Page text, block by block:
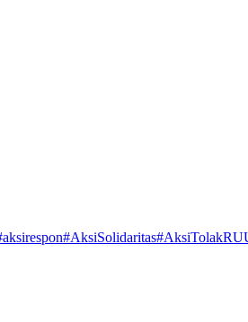
#AksiSolidaritas